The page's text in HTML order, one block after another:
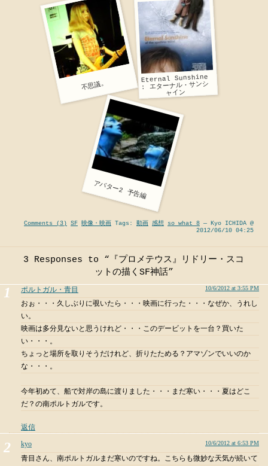
不思議。
Eternal Sunshine
: エターナル・サンシ
ャイン
アバター2 予告編
Comments (3) SF 映像・映画 Tags: 動画 感想 so what 8 — Kyo ICHIDA @
2012/06/10 04:25
3 Responses to “『プロメテウス』リドリー・スコ
ットの描くSF神話”
ポルトガル・青目 10/6/2012 at 3:55 PM
おぉ・・・久しぶりに覗いたら・・・映画に行った・・・なぜか、うれし
い。
映画は多分見ないと思うけれど・・・このデービットを一台？買いた
い・・・。
ちょっと場所を取りそうだけれど、折りたためる？アマゾンでいいのか
な・・・。
今年初めて、船で対岸の島に渡りました・・・まだ寒い・・・夏はどこ
だ？の南ポルトガルです。
返信
kyo
10/6/2012 at 6:53 PM
青目さん、南ポルトガルまだ寒いのですね。こちらも微妙な天気が続いて